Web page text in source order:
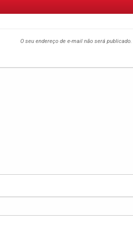
O seu endereço de e-mail não será publicado.